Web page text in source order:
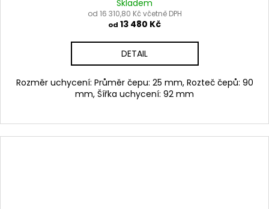
Skladem
od 16 310,80 Kč včetně DPH
od 13 480 Kč
DETAIL
Rozměr uchycení: Průměr čepu: 25 mm, Rozteč čepů: 90
mm, Šířka uchycení: 92 mm